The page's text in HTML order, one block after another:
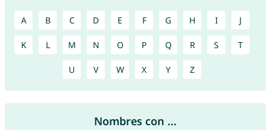
A B C D E F G H I J
K L M N O P Q R S T
U V W X Y Z
Nombres con ...